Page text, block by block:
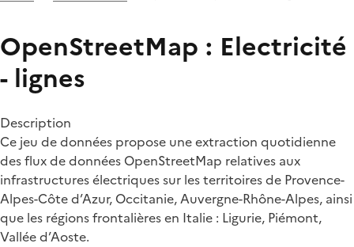
OpenStreetMap : Electricité
- lignes
Description
Ce jeu de données propose une extraction quotidienne
des flux de données OpenStreetMap relatives aux
infrastructures électriques sur les territoires de Provence-
Alpes-Côte d’Azur, Occitanie, Auvergne-Rhône-Alpes, ainsi
que les régions frontalières en Italie : Ligurie, Piémont,
Vallée d’Aoste.